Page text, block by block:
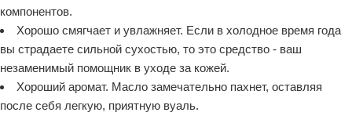
компонентов.
Хорошо смягчает и увлажняет. Если в холодное время года
вы страдаете сильной сухостью, то это средство - ваш
незаменимый помощник в уходе за кожей.
Хороший аромат. Масло замечательно пахнет, оставляя
после себя легкую, приятную вуаль.